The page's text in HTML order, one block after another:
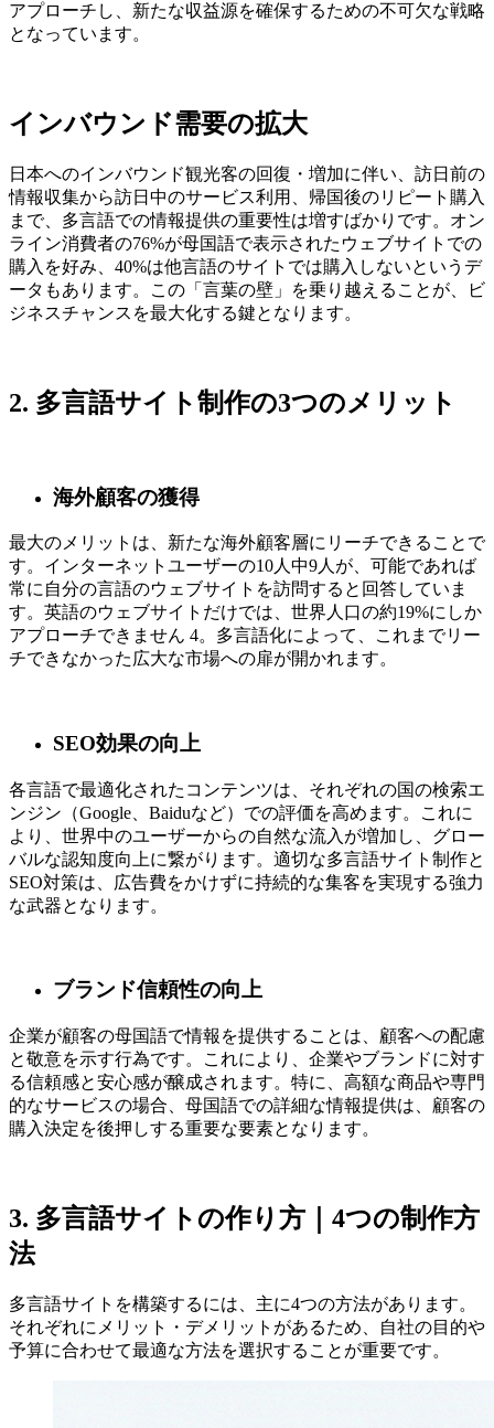
アプローチし、新たな収益源を確保するための不可欠な戦略
となっています。
インバウンド需要の拡大
日本へのインバウンド観光客の回復・増加に伴い、訪日前の
情報収集から訪日中のサービス利用、帰国後のリピート購入
まで、多言語での情報提供の重要性は増すばかりです。オン
ライン消費者の76%が母国語で表示されたウェブサイトでの
購入を好み、40%は他言語のサイトでは購入しないというデ
ータもあります。この「言葉の壁」を乗り越えることが、ビ
ジネスチャンスを最大化する鍵となります。
2. 多言語サイト制作の3つのメリット
海外顧客の獲得
最大のメリットは、新たな海外顧客層にリーチできることで
す。インターネットユーザーの10人中9人が、可能であれば
常に自分の言語のウェブサイトを訪問すると回答していま
す。英語のウェブサイトだけでは、世界人口の約19%にしか
アプローチできません 4。多言語化によって、これまでリー
チできなかった広大な市場への扉が開かれます。
SEO効果の向上
各言語で最適化されたコンテンツは、それぞれの国の検索エ
ンジン（Google、Baiduなど）での評価を高めます。これに
より、世界中のユーザーからの自然な流入が増加し、グロー
バルな認知度向上に繋がります。適切な多言語サイト制作と
SEO対策は、広告費をかけずに持続的な集客を実現する強力
な武器となります。
ブランド信頼性の向上
企業が顧客の母国語で情報を提供することは、顧客への配慮
と敬意を示す行為です。これにより、企業やブランドに対す
る信頼感と安心感が醸成されます。特に、高額な商品や専門
的なサービスの場合、母国語での詳細な情報提供は、顧客の
購入決定を後押しする重要な要素となります。
3. 多言語サイトの作り方｜4つの制作方
法
多言語サイトを構築するには、主に4つの方法があります。
それぞれにメリット・デメリットがあるため、自社の目的や
予算に合わせて最適な方法を選択することが重要です。